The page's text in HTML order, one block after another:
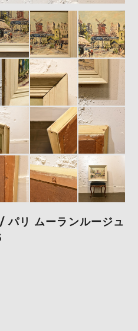
リ ムーランルージュ